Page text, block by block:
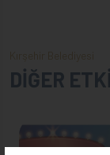
DİĞER